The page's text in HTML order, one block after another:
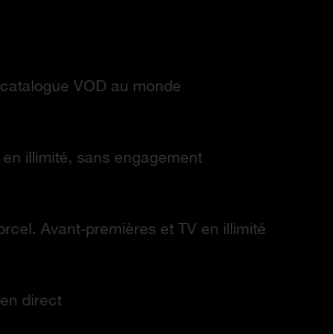
VOD au monde
illimité, sans engagement
Avant-premières et TV en illimité
direct